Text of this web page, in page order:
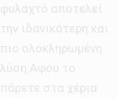
φυλαχτό αποτελεί
την ιδανικότερη και
πιο ολοκληρωμένη
λύση.Αφού το
πάρετε στα χέρια